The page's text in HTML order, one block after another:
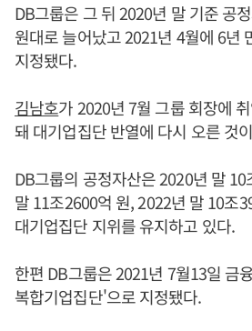
DB그룹은 그 뒤 2020년 말 기준 공
원대로 늘어났고 2021년 4월에 6년
지정됐다.
김남호가 2020년 7월 그룹 회장에
돼 대기업집단 반열에 다시 오른 것
DB그룹의 공정자산은 2020년 말
말 11조2600억 원, 2022년 말 10조
대기업집단 지위를 유지하고 있다.
한편 DB그룹은 2021년 7월13일 금
복합기업집단'으로 지정됐다.